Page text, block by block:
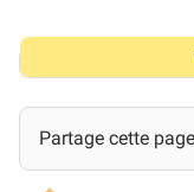
Partage cette